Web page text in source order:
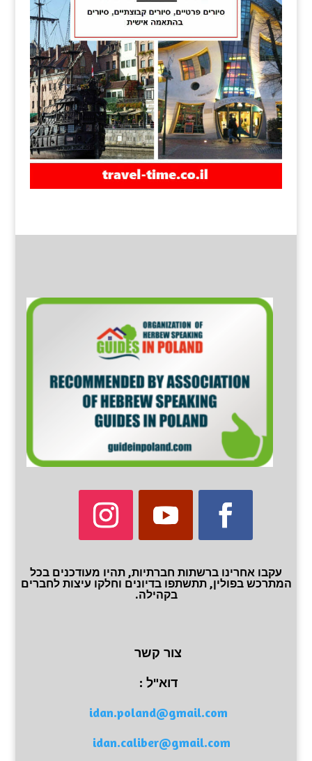
עקבו אחרינו ברשתות חברתיות, תהיו מעודכנים בכל
המתרכש בפולין, תתשתפו בדיונים וחלקו עיצות לחברים
בקהילה.
צור קשר
דוא"ל :
idan.poland@gmail.com
idan.caliber@gmail.com